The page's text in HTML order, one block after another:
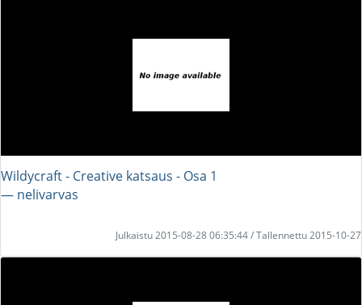
Wildycraft - Creative katsaus - Osa 1
― nelivarvas
Julkaistu 2015-08-28 06:35:44 / Tallennettu 2015-10-27